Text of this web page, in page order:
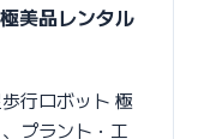
美品レンタル
行ロボット 極
プラント・工